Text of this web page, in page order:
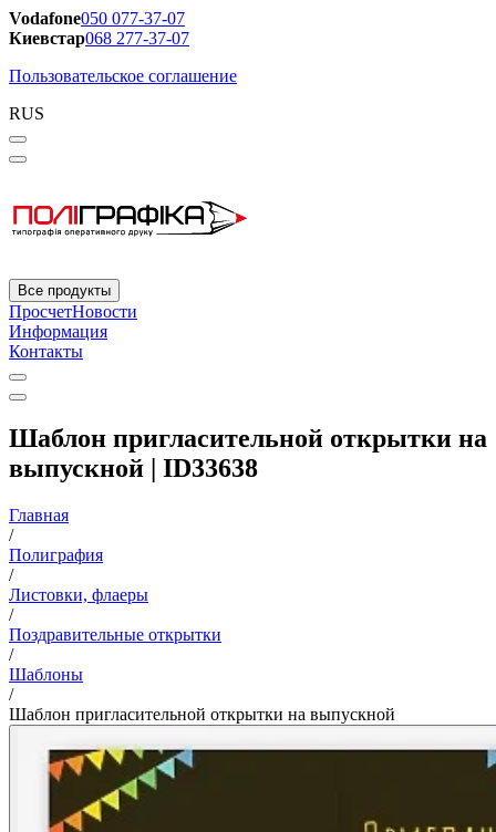
Vodafone050 077-37-07
Киевстар068 277-37-07
Пользовательское соглашение
RUS
Все продукты
ПросчетНовости
Информация
Контакты
Шаблон пригласительной открытки на
выпускной | ID33638
Главная
/
Полиграфия
/
Листовки, флаеры
/
Поздравительные открытки
/
Шаблоны
/
Шаблон пригласительной открытки на выпускной